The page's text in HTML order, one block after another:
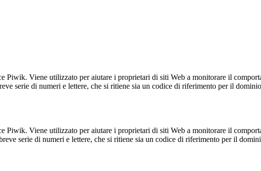
Piwik. Viene utilizzato per aiutare i proprietari di siti Web a monitorare il
serie di numeri e lettere, che si ritiene sia un codice di riferimento per il
Piwik. Viene utilizzato per aiutare i proprietari di siti Web a monitorare il
serie di numeri e lettere, che si ritiene sia un codice di riferimento per il